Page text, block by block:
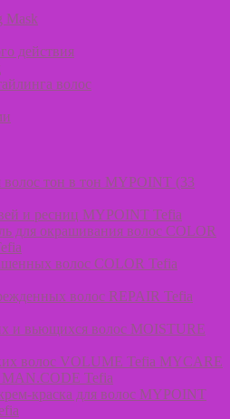
Mask
действия
волос
волос тон в тон MYPOINT (33
и ресниц MYPOINT Tefia
для окрашивания волос COLOR
волос COLOR Tefia
волос REPAIR Tefia
и вьющихся волос MOISTURE
волос VOLUME Tefia MYCARE
Tefia
краска для волос MYPOINT